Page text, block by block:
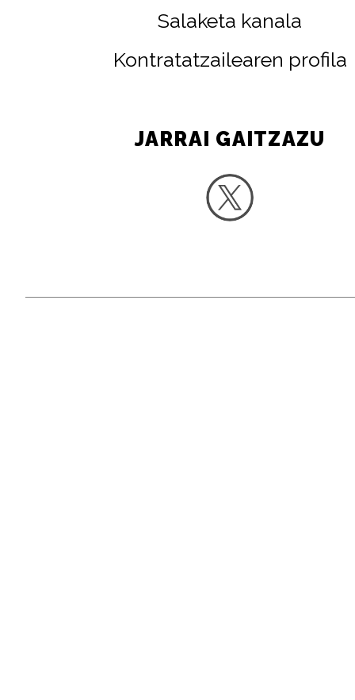
Salaketa kanala
Kontratatzailearen profila
JARRAI GAITZAZU